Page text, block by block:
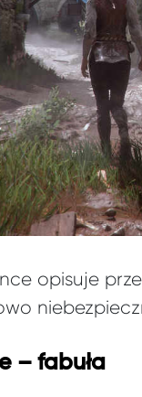
opisuje
– fabuła